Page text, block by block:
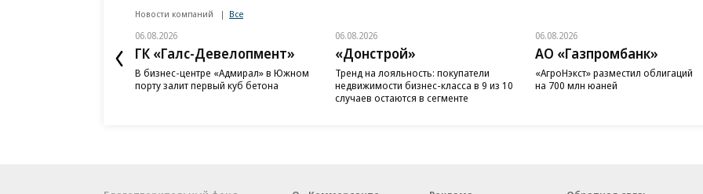
Новости компаний Все
06.08.2026
ГК «Галс-Девелопмент»
В бизнес-центре «Адмирал» в Южном
порту залит первый куб бетона
06.08.2026
«Донстрой»
Тренд на лояльность: покупатели
недвижимости бизнес-класса в 9 из 10
случаев остаются в сегменте
06.08.2026
АО «Газпромбанк»
«АгроНэкст» разместил облигаций
на 700 млн юаней